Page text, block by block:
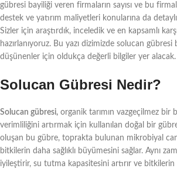
gübresi bayiliği veren firmaların sayısı ve bu
destek ve yatırım maliyetleri konularına da
Sizler için araştırdık, inceledik ve en kapsamlı
hazırlanıyoruz. Bu yazı dizimizde solucan gübresi
düşünenler için oldukça değerli bilgiler yer alacak.
Solucan Gübresi Nedir?
Solucan gübresi, organik tarımın vazgeçilmez bir
verimliliğini artırmak için kullanılan doğal bir
oluşan bu gübre, toprakta bulunan mikrobiyal
bitkilerin daha sağlıklı büyümesini sağlar. Aynı
iyileştirir, su tutma kapasitesini artırır ve bitkilerin